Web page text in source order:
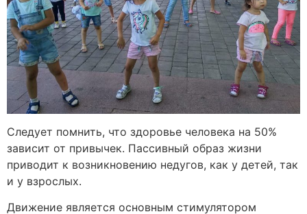
Следует помнить, что здоровье человека на 50%
зависит от привычек. Пассивный образ жизни
приводит к возникновению недугов, как у детей, так
и у взрослых.
Движение является основным стимулятором